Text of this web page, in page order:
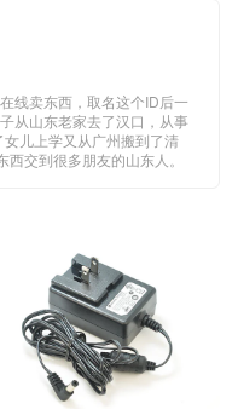
线卖东西，取名这个ID后一
从山东老家去了汉口，从事
儿上学又从广州搬到了清
交到很多朋友的山东人。